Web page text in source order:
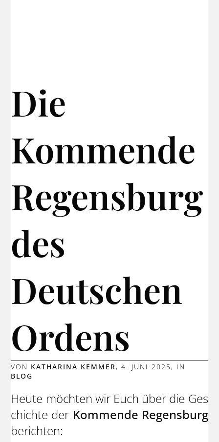
Die
Kommende
Regensburg
des
Deutschen
Ordens
VON KATHARINA KEMMER,4. JUNI 2025 , IN
BLOG
Heute möchten wir Euch über die Ges
chichte der Kommende Regensburg
berichten: